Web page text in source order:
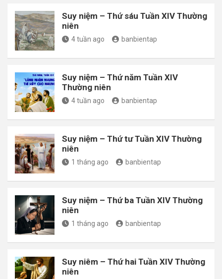
Suy niệm – Thứ sáu Tuần XIV Thường
niên
4 tuần ago banbientap
Suy niệm – Thứ năm Tuần XIV
Thường niên
4 tuần ago banbientap
Suy niệm – Thứ tư Tuần XIV Thường
niên
1 tháng ago banbientap
Suy niệm – Thứ ba Tuần XIV Thường
niên
1 tháng ago banbientap
Suy niêm – Thứ hai Tuần XIV Thường
niên